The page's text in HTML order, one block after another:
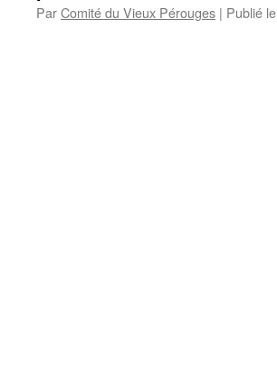
ParComité du Vieux Pérouges | Publié le